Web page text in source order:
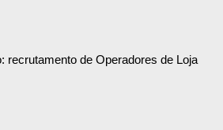
recrutamento de Operadores de Loja